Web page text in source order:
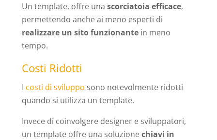
Un template, offre una scorciatoia efficace,
permettendo anche ai meno esperti di
realizzare un sito funzionantein meno
tempo.
Costi Ridotti
I costi di sviluppo sono notevolmente ridotti
quando si utilizza un template.
Invece di coinvolgere designer e sviluppatori,
un template offre una soluzionechiavi in